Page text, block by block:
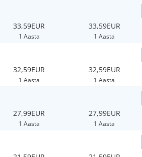
33,59EUR
1 Aasta
33,59EUR
1 Aasta
32,59EUR
1 Aasta
32,59EUR
1 Aasta
27,99EUR
1 Aasta
27,99EUR
1 Aasta